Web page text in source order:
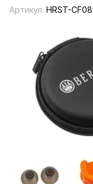
Артикул: HRST-